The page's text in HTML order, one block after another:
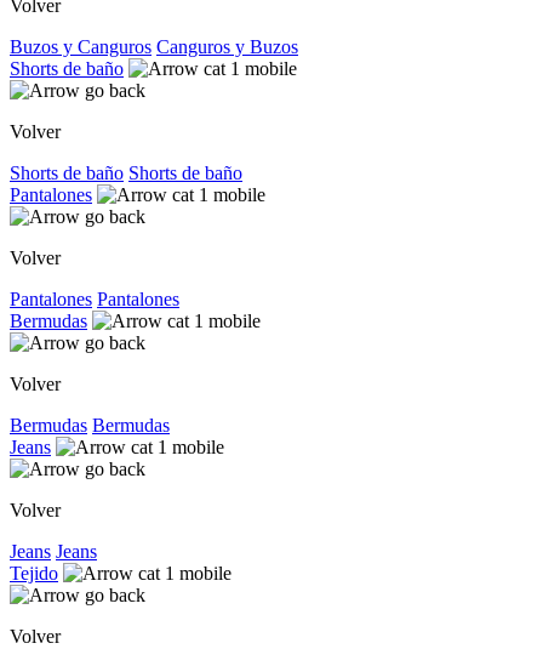
Volver
Buzos y Canguros Canguros y Buzos
Shorts de baño
Volver
Shorts de baño Shorts de baño
Pantalones
Volver
Pantalones Pantalones
Bermudas
Volver
Bermudas Bermudas
Jeans
Volver
Jeans Jeans
Tejido
Volver